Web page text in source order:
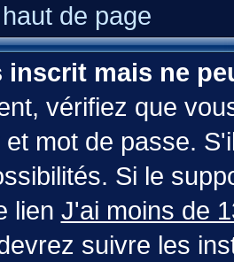
de page
inscrit mais ne
vérifiez que
mot de passe.
Si le
lien J'ai moins de
suivre les